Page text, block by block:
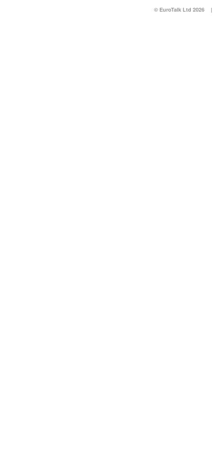
© EuroTalk Ltd 2026 |